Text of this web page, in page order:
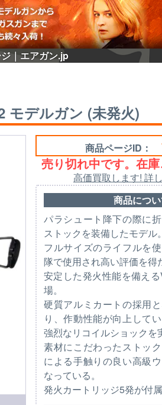
｜エアガン.jp
モデルガン (未発火)
商品ページID：
売り切れ中です。在庫
高価買取します! 詳
商品につ
パラシュート降下の際に
ストックを装備したモデル。
フルサイズのライフルを
隊で使用され高い評価を得
安定した発火性能を備え
場。
硬質アルミカートの採用
り、作動性能が向上して
強烈なリコイルショックを
素材にこだわったストッ
による手触りの良い高級
なっている。
発火カートリッジ5発が付属